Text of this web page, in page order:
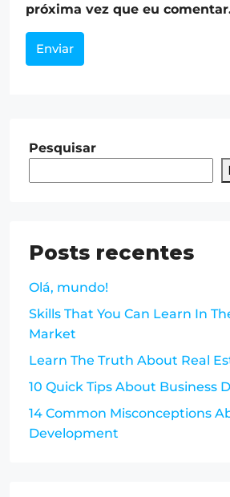
próxima vez que eu
Enviar
Pesquisar
Posts recentes
Olá, mundo!
Skills That You Can Learn In
Market
Learn The Truth About Real
10 Quick Tips About Business
14 Common Misconceptions
Development